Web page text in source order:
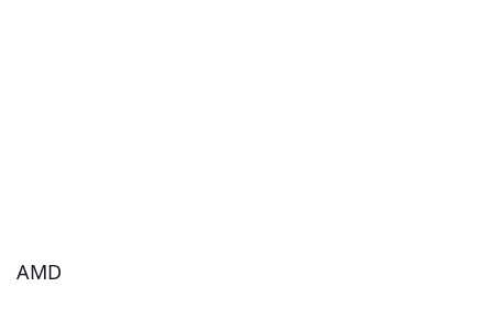
AMD